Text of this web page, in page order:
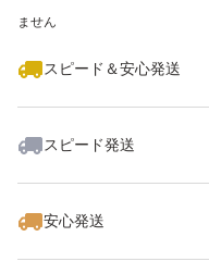
メルカリの方お
黒にんにくの出品に際
問い合わせをした所、
た物なので、更なる加
ません
スピード＆安心発送
スピード発送
安心発送